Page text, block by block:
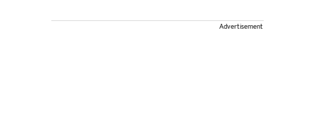
Advertisement